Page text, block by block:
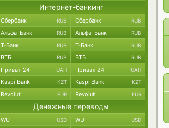
Интернет-банкинг
Сбербанк RUB Сбербанк RUB
Альфа-Банк RUB Альфа-Банк RUB
Т-Банк RUB Т-Банк RUB
ВТБ RUB ВТБ RUB
Приват 24 UAH Приват 24 UAH
Kaspi Bank KZT Kaspi Bank KZT
Revolut EUR Revolut EUR
Денежные переводы
WU USD WU USD